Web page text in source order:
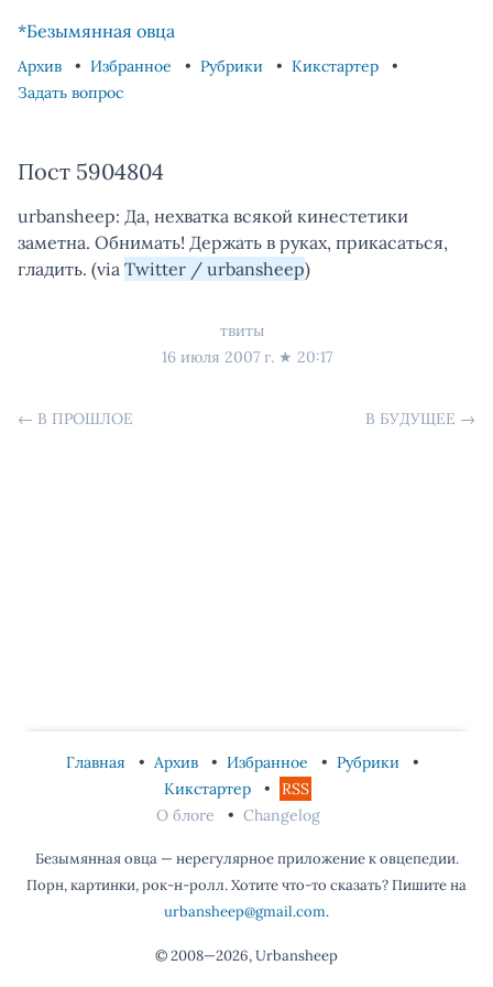
*Безымянная овца
Архив Избранное Рубрики
Кикстартер
Задать вопрос
Пост 5904804
urbansheep: Да, нехватка всякой кинестетики
заметна. Обнимать! Держать в руках, прикасаться,
гладить. (via Twitter / urbansheep)
твиты
16 июля 2007 г.★ 20:17
← В ПРОШЛОЕ В БУДУЩЕЕ →
Главная Архив Избранное
Рубрики
Кикстартер
RSS
О блоге
Changelog
Безымянная овца — нерегулярное приложение к овцепедии.
Порн, картинки, рок-н-ролл. Хотите что-то сказать? Пишите на
urbansheep@gmail.com.
© 2008—2026, Urbansheep